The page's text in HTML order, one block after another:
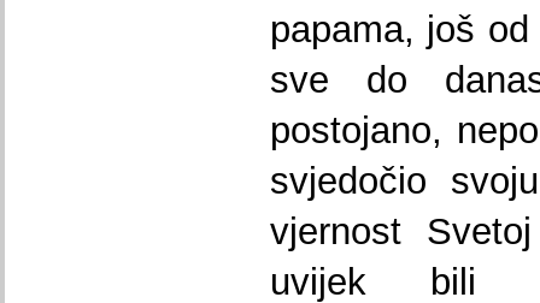
papama, još
sve do
postojano,
svjedočio
vjernost
uvijek bili